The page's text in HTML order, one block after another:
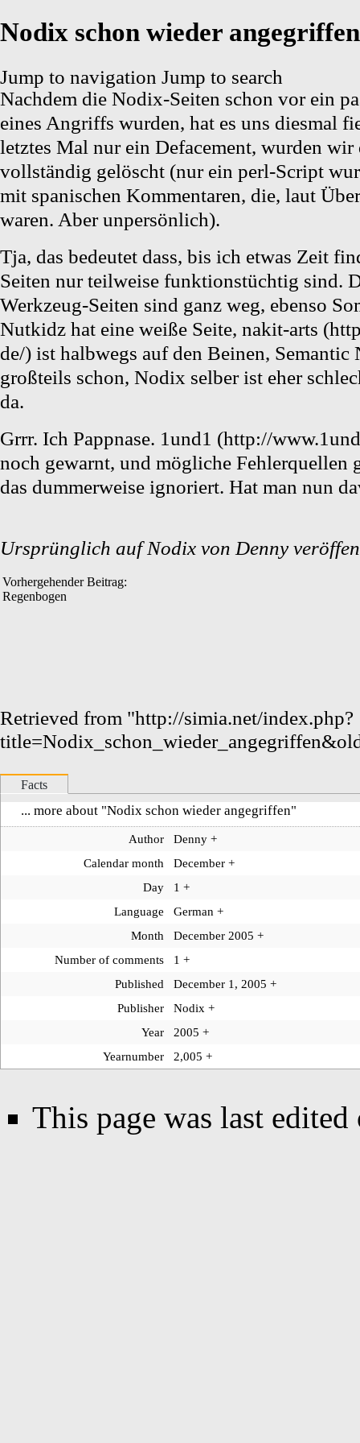
Nodix schon wieder angegriffen
Jump to navigation Jump to search
Nachdem die Nodix-Seiten schon vor ein
eines Angriffs wurden, hat es uns diesmal
letztes Mal nur ein Defacement, wurden wir
vollständig gelöscht (nur ein perl-Script
mit spanischen Kommentaren, die, laut
waren. Aber unpersönlich).
Tja, das bedeutet dass, bis ich etwas Zeit
Seiten nur teilweise funktionstüchtig sind.
Werkzeug-Seiten sind ganz weg, ebenso
Nutkidz hat eine weiße Seite, nakit-arts
ist halbwegs auf den Beinen, Semantic
großteils schon, Nodix selber ist eher
da.
Grrr. Ich Pappnase. 1und1
noch gewarnt, und mögliche Fehlerquellen
das dummerweise ignoriert. Hat man nun
Ursprünglich aufNodix von Denny
Vorhergehender Beitrag:
Regenbogen
Retrieved from "http://simia.net/index.php?
Facts
... more about "Nodix schon wieder angegriffen"
Author Denny +
Calendar month
December +
Day
1+
Language
German +
Month
December 2005 +
Number of comments
1+
Published
December 1, 2005+
Publisher
Nodix +
Year
2005 +
Yearnumber
2,005+
This page was last